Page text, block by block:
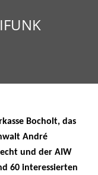
Bocholt, das
André
und der AIW
60 interessierten